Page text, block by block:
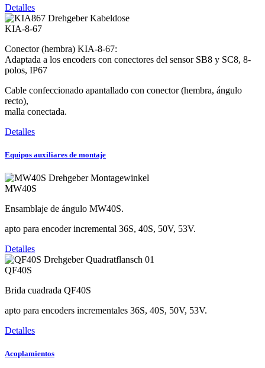
Detalles
KIA-8-67
Conector (hembra) KIA-8-67:
Adaptada a los encoders con conectores del sensor SB8 y SC8, 8-
polos, IP67
Cable confeccionado apantallado con conector (hembra, ángulo
recto),
malla conectada.
Detalles
Equipos auxiliares de montaje
MW40S
Ensamblaje de ángulo MW40S.
apto para encoder incremental 36S, 40S, 50V, 53V.
Detalles
QF40S
Brida cuadrada QF40S
apto para encoders incrementales 36S, 40S, 50V, 53V.
Detalles
Acoplamientos